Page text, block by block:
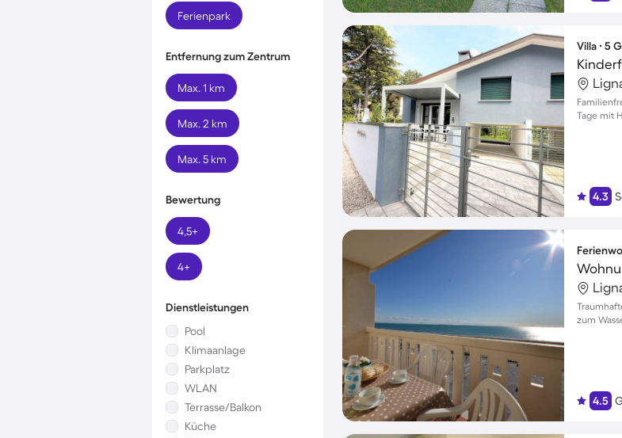
Ferienpark
Entfernung zum Zentrum
Max. 1 km
Max. 2 km
Max. 5 km
Bewertung
4,5+
4+
Dienstleistungen
Pool
Klimaanlage
Parkplatz
WLAN
Terrasse/Balkon
Küche
Villa ∙ 5
Tage mit
4.3
zum
4.5